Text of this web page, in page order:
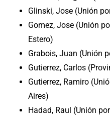
Glinski, Jose (Unión
Gomez, Jose (Unión
Estero)
Grabois, Juan (Unión
Gutierrez, Carlos
Gutierrez, Ramiro
Aires)
Hadad, Raul (Unión